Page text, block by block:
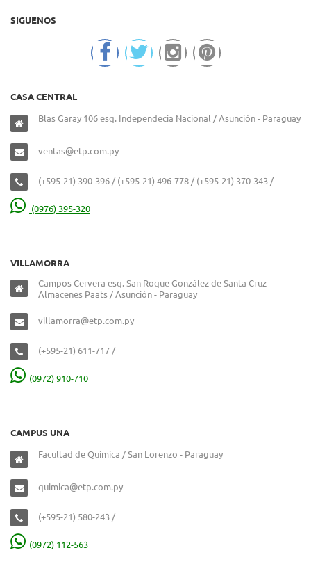
SIGUENOS
CASA CENTRAL
Blas Garay 106 esq. Independecia Nacional / Asunción - Paraguay
ventas@etp.com.py
(+595-21) 390-396 / (+595-21) 496-778 / (+595-21) 370-343 /
(0976) 395-320
VILLAMORRA
Campos Cervera esq. San Roque González de Santa Cruz –
Almacenes Paats / Asunción - Paraguay
villamorra@etp.com.py
(+595-21) 611-717 /
(0972) 910-710
CAMPUS UNA
Facultad de Química / San Lorenzo - Paraguay
quimica@etp.com.py
(+595-21) 580-243 /
(0972) 112-563